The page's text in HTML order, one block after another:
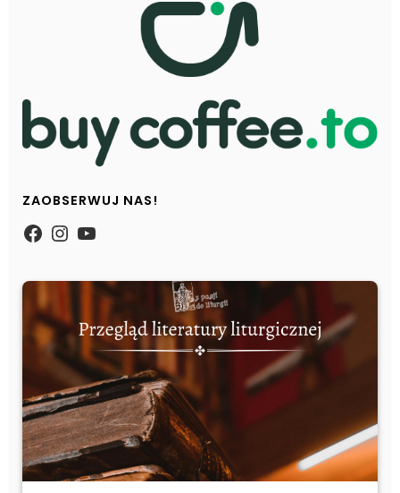
ZAOBSERWUJ NAS!
https://www.facebook.com/
Instagram
YouTube